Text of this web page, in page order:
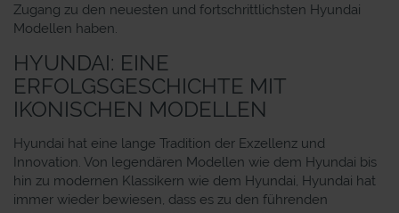
Zugang zu den neuesten und fortschrittlichsten Hyundai
Modellen haben.
HYUNDAI: EINE
ERFOLGSGESCHICHTE MIT
IKONISCHEN MODELLEN
Hyundai hat eine lange Tradition der Exzellenz und
Innovation. Von legendären Modellen wie dem Hyundai bis
hin zu modernen Klassikern wie dem Hyundai, Hyundai hat
immer wieder bewiesen, dass es zu den führenden